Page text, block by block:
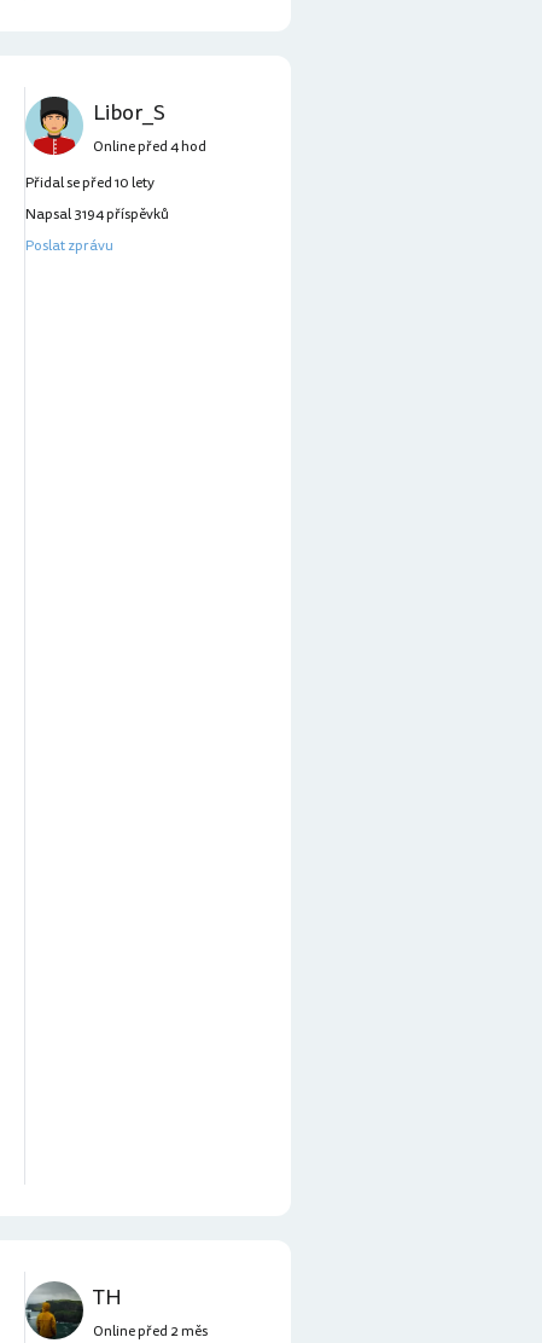
Libor_S
Online před 4 hod
Přidal se před 10 lety
Napsal 3194 příspěvků
Poslat zprávu
TH
Online před 2 měs